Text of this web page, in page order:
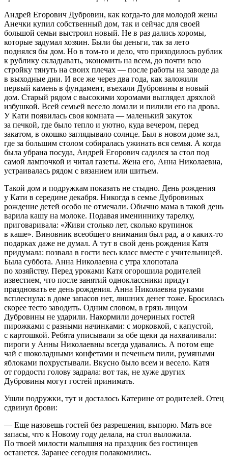
Андрей Егорович Дубровин, как когда-то для молодой жены
Анечки купил собственный дом, так и сейчас для своей
большой семьи выстроил новый. Не в раз дались хоромы,
которые задумал хозяин. Были бы деньги, так за лето
поднялся бы дом. Но в том-то и дело, что приходилось рублик
к рублику складывать, экономить на всем, до почти всю
стройку тянуть на своих плечах — после работы на заводе да
в выходные дни. И все же через два года, как заложили
первый камень в фундамент, въехали Дубровины в новый
дом. Старый рядом с высокими хоромами выглядел дряхлой
избушкой. Всей семьей весело ломали и пилили его на дрова.
У Кати появилась своя комната — маленький закуток
за печкой, где было тепло и уютно, куда вечером, перед
закатом, в окошко заглядывало солнце. Был в новом доме зал,
где за большим столом собиралась ужинать вся семья. А когда
была убрана посуда, Андрей Егорович садился за стол под
самой лампочкой и читал газеты. Жена его, Анна Николаевна,
устраивалась рядом с вязанием или шитьем.
Такой дом и подружкам показать не стыдно. День рождения
у Кати в середине декабря. Никогда в семье Дубровиных
рождение детей особо не отмечали. Обычно мама в такой день
варила кашу на молоке. Подавая имениннику тарелку,
приговаривала: «Живи столько лет, сколько крупинок
в каше». Виновник всеобщего внимания был рад, а о каких-то
подарках даже не думал. А тут в свой день рождения Катя
придумала: позвала в гости весь класс вместе с учительницей.
Была суббота. Анна Николаевна с утра хлопотала
по хозяйству. Перед уроками Катя огорошила родителей
известием, что после занятий одноклассники придут
праздновать ее день рождения. Анна Николаевна руками
всплеснула: в доме запасов нет, лишних денег тоже. Бросилась
скорее тесто заводить. Одним словом, в грязь лицом
Дубровины не ударили. Накормили дочериных гостей
пирожками с разными начинками: с морковкой, с капустой,
с картошкой. Ребята уписывали за обе щеки да нахваливали:
пироги у Анны Николаевны всегда удавались. А потом еще
чай с шоколадными конфетами и печеньем пили, румяными
яблоками похрустывали. Вкусно было всем и весело. Катя
от гордости голову задрала: вот так, не хуже других
Дубровины могут гостей принимать.
Ушли подружки, тут и досталось Катерине от родителей. Отец
сдвинул брови:
— Еще назовешь гостей без разрешения, выпорю. Мать все
запасы, что к Новому году делала, на стол выложила.
По твоей милости малышня на праздник без гостинцев
останется. Заранее сегодня полакомились.